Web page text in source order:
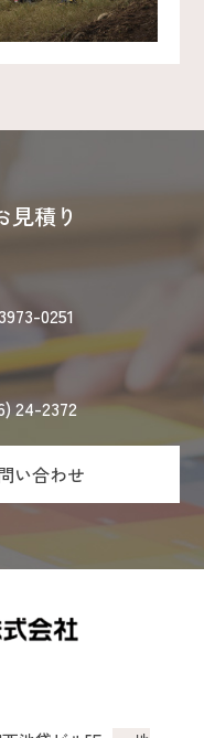
見積り
0251
24-2372
い合わせ